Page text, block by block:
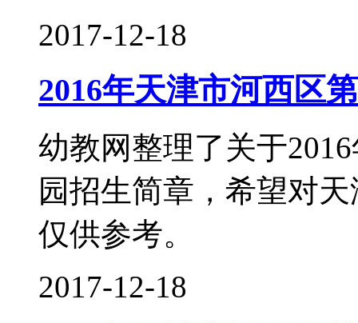
2017-12-18
2016年天津市河西区
幼教网整理了关于
园招生简章，希望对
仅供参考。
2017-12-18